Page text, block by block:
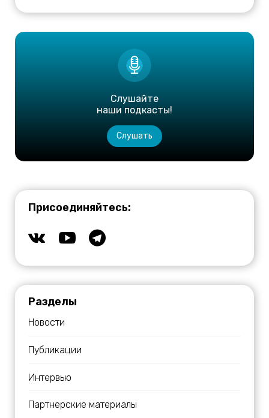
Слушайте
наши подкасты!
Слушать
Присоединяйтесь:
Разделы
Новости
Публикации
Интервью
Партнерские материалы